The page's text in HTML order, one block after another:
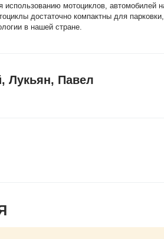
мотоциклов, автомобилей
достаточно компактны для
в нашей стране.
Лукьян, Павел